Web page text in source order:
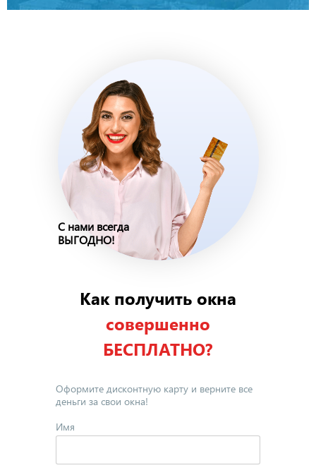
Как получить окна
совершенно
БЕСПЛАТНО?
Оформите дисконтную карту и верните все
деньги за свои окна!
Имя
С нами всегда
ВЫГОДНО!